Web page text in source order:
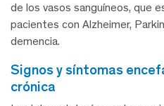
de los vasos sanguíneos, que
pacientes con Alzheimer,
demencia.
signos y síntomas encefalopatía traumática
crónica